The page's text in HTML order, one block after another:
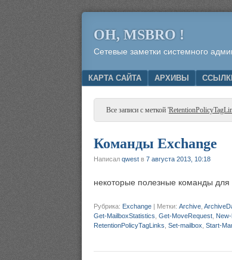
OH, MSBRO !
Сетевые заметки системного
Menu
SKIP TO CONTENT
КАРТА САЙТА АРХИВЫ
Все записи с меткой '
Команды Exchange
Написал qwest в 7 августа 2013, 10:18
некоторые полезные команды для
Рубрика: Exchange | Метки: Archive
Get-MailboxStatistics Get-MoveRequest
RetentionPolicyTagLinks Set-mailbox Start-